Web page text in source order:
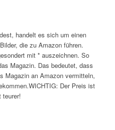
handelt es sich um einen
die zu Amazon führen.
mit * auszeichnen. So
Magazin. Das bedeutet, dass
Magazin an Amazon vermitteln,
Der Preis ist
teurer!